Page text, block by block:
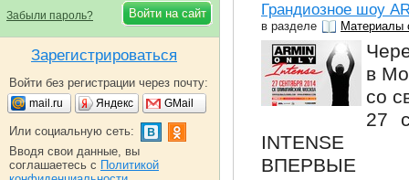
Грандиозное шоу
в разделе Материалы
в
со
27
INTENSE
ВПЕРВЫЕ
Забыли пароль?
Зарегистрироваться
Войти без регистрации через почту:
mail.ru Яндекс GMail
Или социальную сеть:
Вводя свои данные, вы
соглашаетесь с Политикой